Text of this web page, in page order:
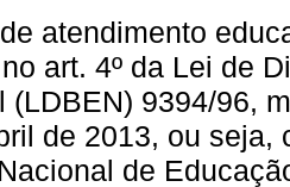
atendimento
art. 4º da Lei de
(LDBEN) 9394/96,
de 2013, ou seja,
de